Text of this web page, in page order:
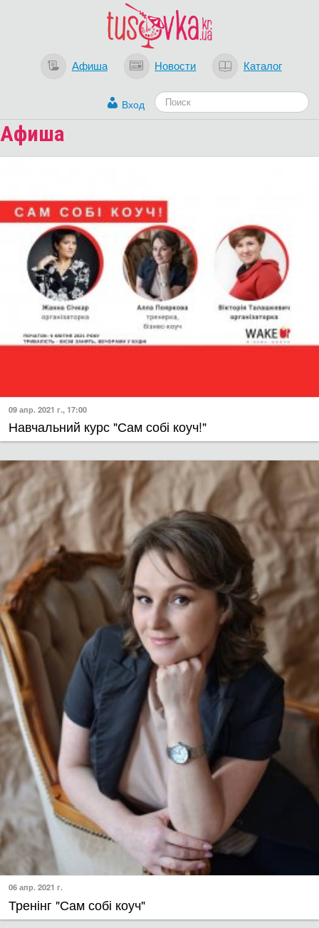
Афиша Новости Каталог
Вход
Афиша
09 апр. 2021 г., 17:00
Навчальний курс "Сам собі коуч!"
06 апр. 2021 г.
Тренінг "Сам собі коуч"